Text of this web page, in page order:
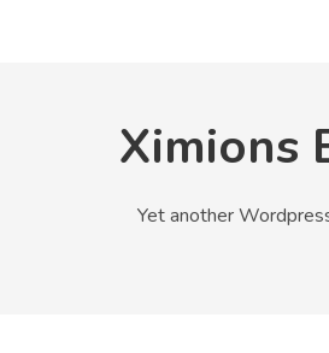
Ximions
Yet another